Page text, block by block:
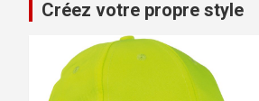
Créez votre propre style